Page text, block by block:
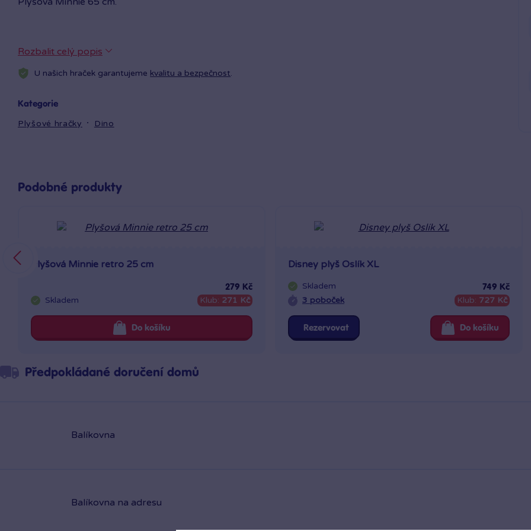
Rozbalit celý popis
U našich hraček garantujeme kvalitu a bezpečnost.
Kategorie
Plyšové hračky Dino
Podobné produkty
Plyšová Minnie retro 25 cm
Skladem
279 Kč
Klub: 271 Kč
Do košíku
Disney plyš Oslík XL
Skladem
3 poboček
749 Kč
Klub: 727 Kč
Rezervovat Do košíku
Předpokládané doručení domů
Balíkovna